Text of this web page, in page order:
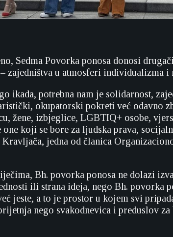
Sedma Povorka ponosa donosi
zajedništva u atmosferi individualizma i
ikada, potrebna nam je solidarnost,
okupatorski pokreti već odavno
žene, izbjeglice, LGBTIQ+ osobe,
one koji se bore za ljudska prava,
Kravljača, jedna od članica
Bh. povorka ponosa ne dolazi
ili strana ideja, nego Bh. povorka
jeste, a to je prostor u kojem svi
nego svakodnevica i preduslov